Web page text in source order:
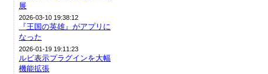
展
2026-03-10 19:38:12
『王国の英雄』がアプリに
なった
2026-01-19 19:11:23
ルビ表示プラグインを大幅
機能拡張